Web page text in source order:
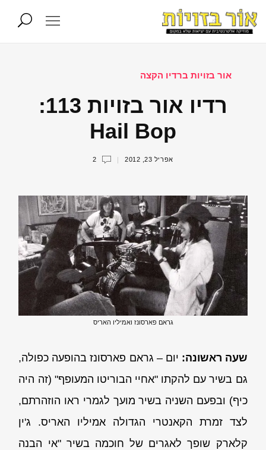
אור בזויות ברדיו הקצה
רדיו אור בזויות 113:
Hail Bop
אפריל 23, 2012
גראם פארסונז ואמיליו האריס
שעה ראשונה: יום – גראם פארסונז בהופעה כפולה,
גם בשיר עם להקתו "אחיי הבוריטו המעופף" (זה היה
כיף) ובפעם השניה בשיר מועך לגמרי ראו הוזהרתם,
לצד זמרת הקאנטרי הגדולה אמיליו האריס. ג'ין
קלארק שופך לאגרים של חוכמה בשיר "אי הבנה